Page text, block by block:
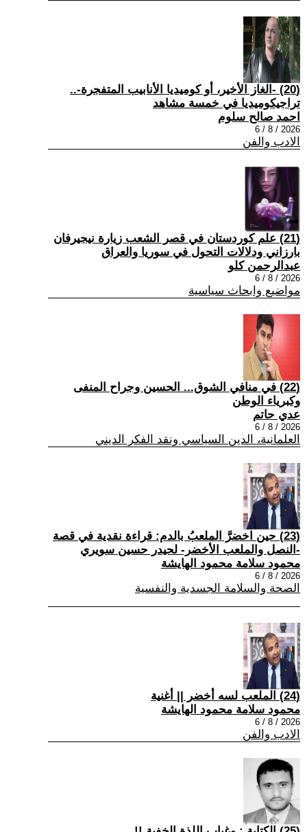
(20) -الغاز الأخير، أو كوميديا الأنابيب المتفجرة-..
تراجيكوميديا في خمسة مشاهد
احمد صالح سلوم
2026 / 8 / 6
الادب والفن
(21) علم كوردستان في قصر الشعب زيارة نيجيرفان
بارزاني ودلالات التحول في سوريا والعراق
عبدالرحمن كلو
2026 / 8 / 6
مواضيع وابحاث سياسية
(22) في منافي الشوق... الحسين وجراح المنفى
وكبرياء الوطن
عدي حاتم
2026 / 8 / 6
العلمانية، الدين السياسي ونقد الفكر الديني
(23) حين اخضرَّ الملعبُ بالدم: قراءة نقدية في قصة
-النصل والملعب الأخضر- لحيدر حسين سويري
محمود سلامة محمود الهايشة
2026 / 8 / 6
الصحة والسلامة الجسدية والنفسية
(24) الملعب لسه أخضر || أغنية
محمود سلامة محمود الهايشة
2026 / 8 / 6
الادب والفن